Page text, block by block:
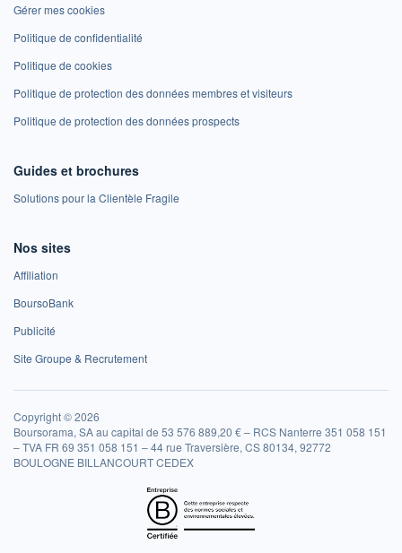
Gérer mes cookies
Politique de confidentialité
Politique de cookies
Politique de protection des données membres et visiteurs
Politique de protection des données prospects
Guides et brochures
Solutions pour la Clientèle Fragile
Nos sites
Affiliation
BoursoBank
Publicité
Site Groupe & Recrutement
Copyright © 2026
Boursorama, SA au capital de 53 576 889,20 € – RCS Nanterre 351 058 151
– TVA FR 69 351 058 151 – 44 rue Traversière, CS 80134, 92772
BOULOGNE BILLANCOURT CEDEX